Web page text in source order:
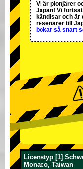
Vi är pionjärer
Japan! Vi
kändisar och är
resenärer till
bokar så snart
Licenstyp [1]
Monaco, Taiwan